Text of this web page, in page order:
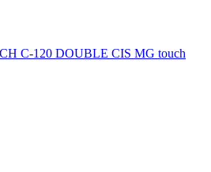
C-120 DOUBLE CIS MG touch